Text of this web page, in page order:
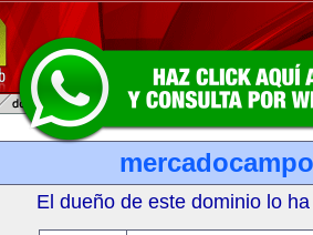
El dueño de este dominio lo